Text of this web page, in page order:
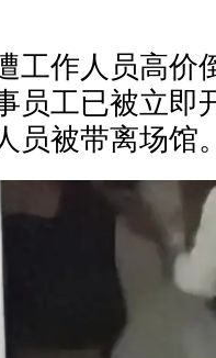
工作人员高价
员工已被立即
员被带离场馆